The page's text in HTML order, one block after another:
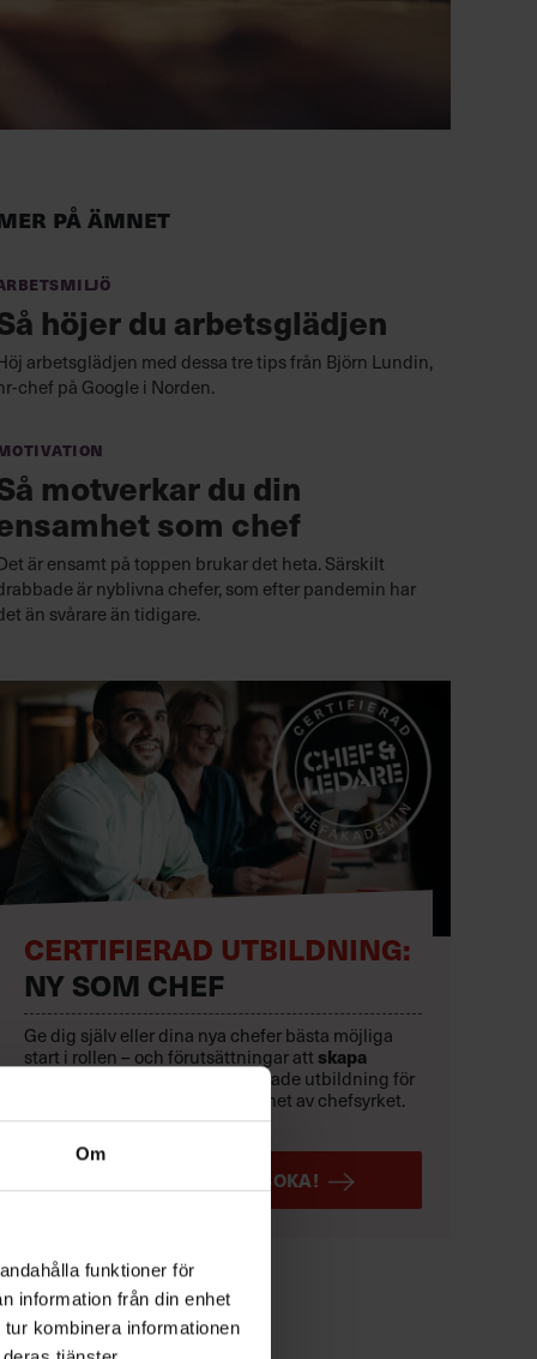
Om
funktioner för
information från din enhet
kombinera informationen
på ämnet
höjer du arbetsglädjen
arbetsglädjen med dessa tre tips från Björn Lundin,
chef på Google i Norden.
motverkar du din
som chef
är ensamt på toppen brukar det heta. Särskilt
är nyblivna chefer, som efter pandemin har
än svårare än tidigare.
CERTIFIERAD UTBILDNING:
NY SOM CHEF
Ge dig själv eller dina nya chefer bästa möjliga
start i rollen – och förutsättningar att skapa
Sveriges mest etablerade utbildning för
dig med upp till två års erfarenhet av chefsyrket.
Löpande starter.
LÄS MER OCH BOKA!